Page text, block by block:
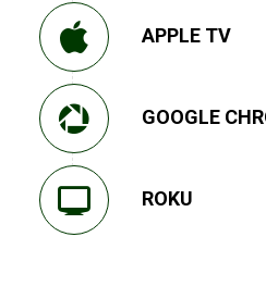
APPLE TV
GOOGLE
ROKU